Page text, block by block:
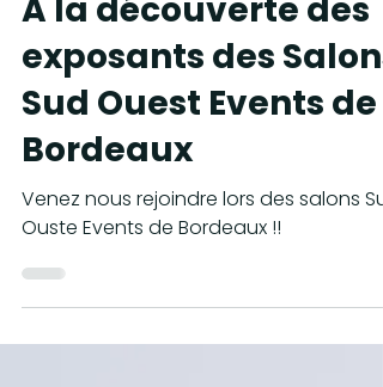
SENIORS
A la découverte des
exposants des Salons
Sud Ouest Events de
Bordeaux
Ouste Events de Bordeaux !!